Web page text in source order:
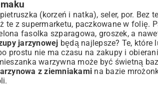
pomysły
z ziemniakami
na Twoim stole
(korzeń i natka), seler, por.
z supermarketu, paczkowane w folię.
fasolka szparagowa, groszek, a
jarzynowej będą najlepsze? Te, które
prostu nie ma czasu na zakupy i
warzywna może być świetną
z ziemniakami na bazie